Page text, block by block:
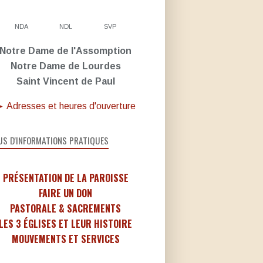
NDA NDL SVP
Notre Dame de l'Assomption
Notre Dame de Lourdes
Saint Vincent de Paul
Adresses et heures d'ouverture
D'INFORMATIONS PRATIQUES
PRÉSENTATION DE LA PAROISSE
FAIRE UN DON
PASTORALE & SACREMENTS
3 ÉGLISES ET LEUR HISTOIRE
MOUVEMENTS ET SERVICES